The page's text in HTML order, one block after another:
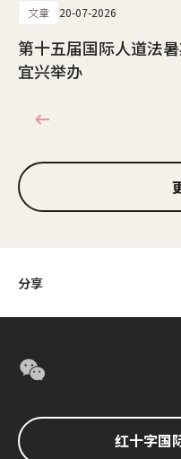
分享
文章 20-07-2026
第十五届国际人道法
宜兴举办
红十字国